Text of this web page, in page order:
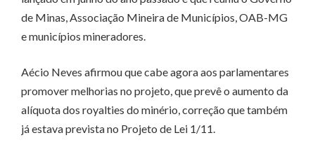
de Minas, Associação Mineira de Municípios, OAB-MG
e municípios mineradores.
Aécio Neves afirmou que cabe agora aos parlamentares
promover melhorias no projeto, que prevê o aumento da
alíquota dos royalties do minério, correção que também
já estava prevista no Projeto de Lei 1/11.